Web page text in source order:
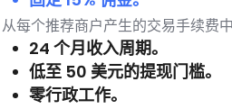
从每个推荐商户产生的交易手续费
24 个月收入周期。
低至 50 美元的提现门槛。
零行政工作。